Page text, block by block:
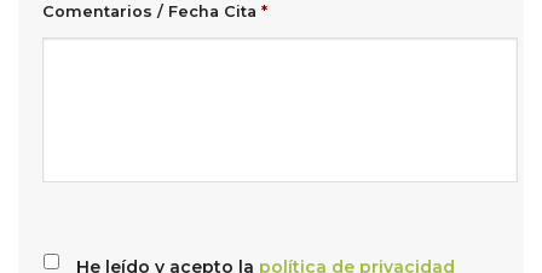
Comentarios / Fecha Cita *
He leído y acepto la política de privacidad